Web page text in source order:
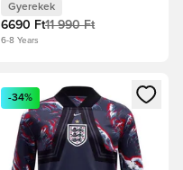
Gyerekek
6690 Ft11 990 Ft
6-8 Years
vagy a tagként
Megnyit egy modált a
-34%